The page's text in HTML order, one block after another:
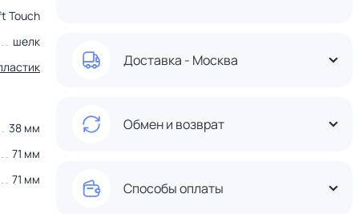
Touch
шелк
38 мм
71 мм
71 мм
Доставка - Москва
Обмен и возврат
Способы оплаты